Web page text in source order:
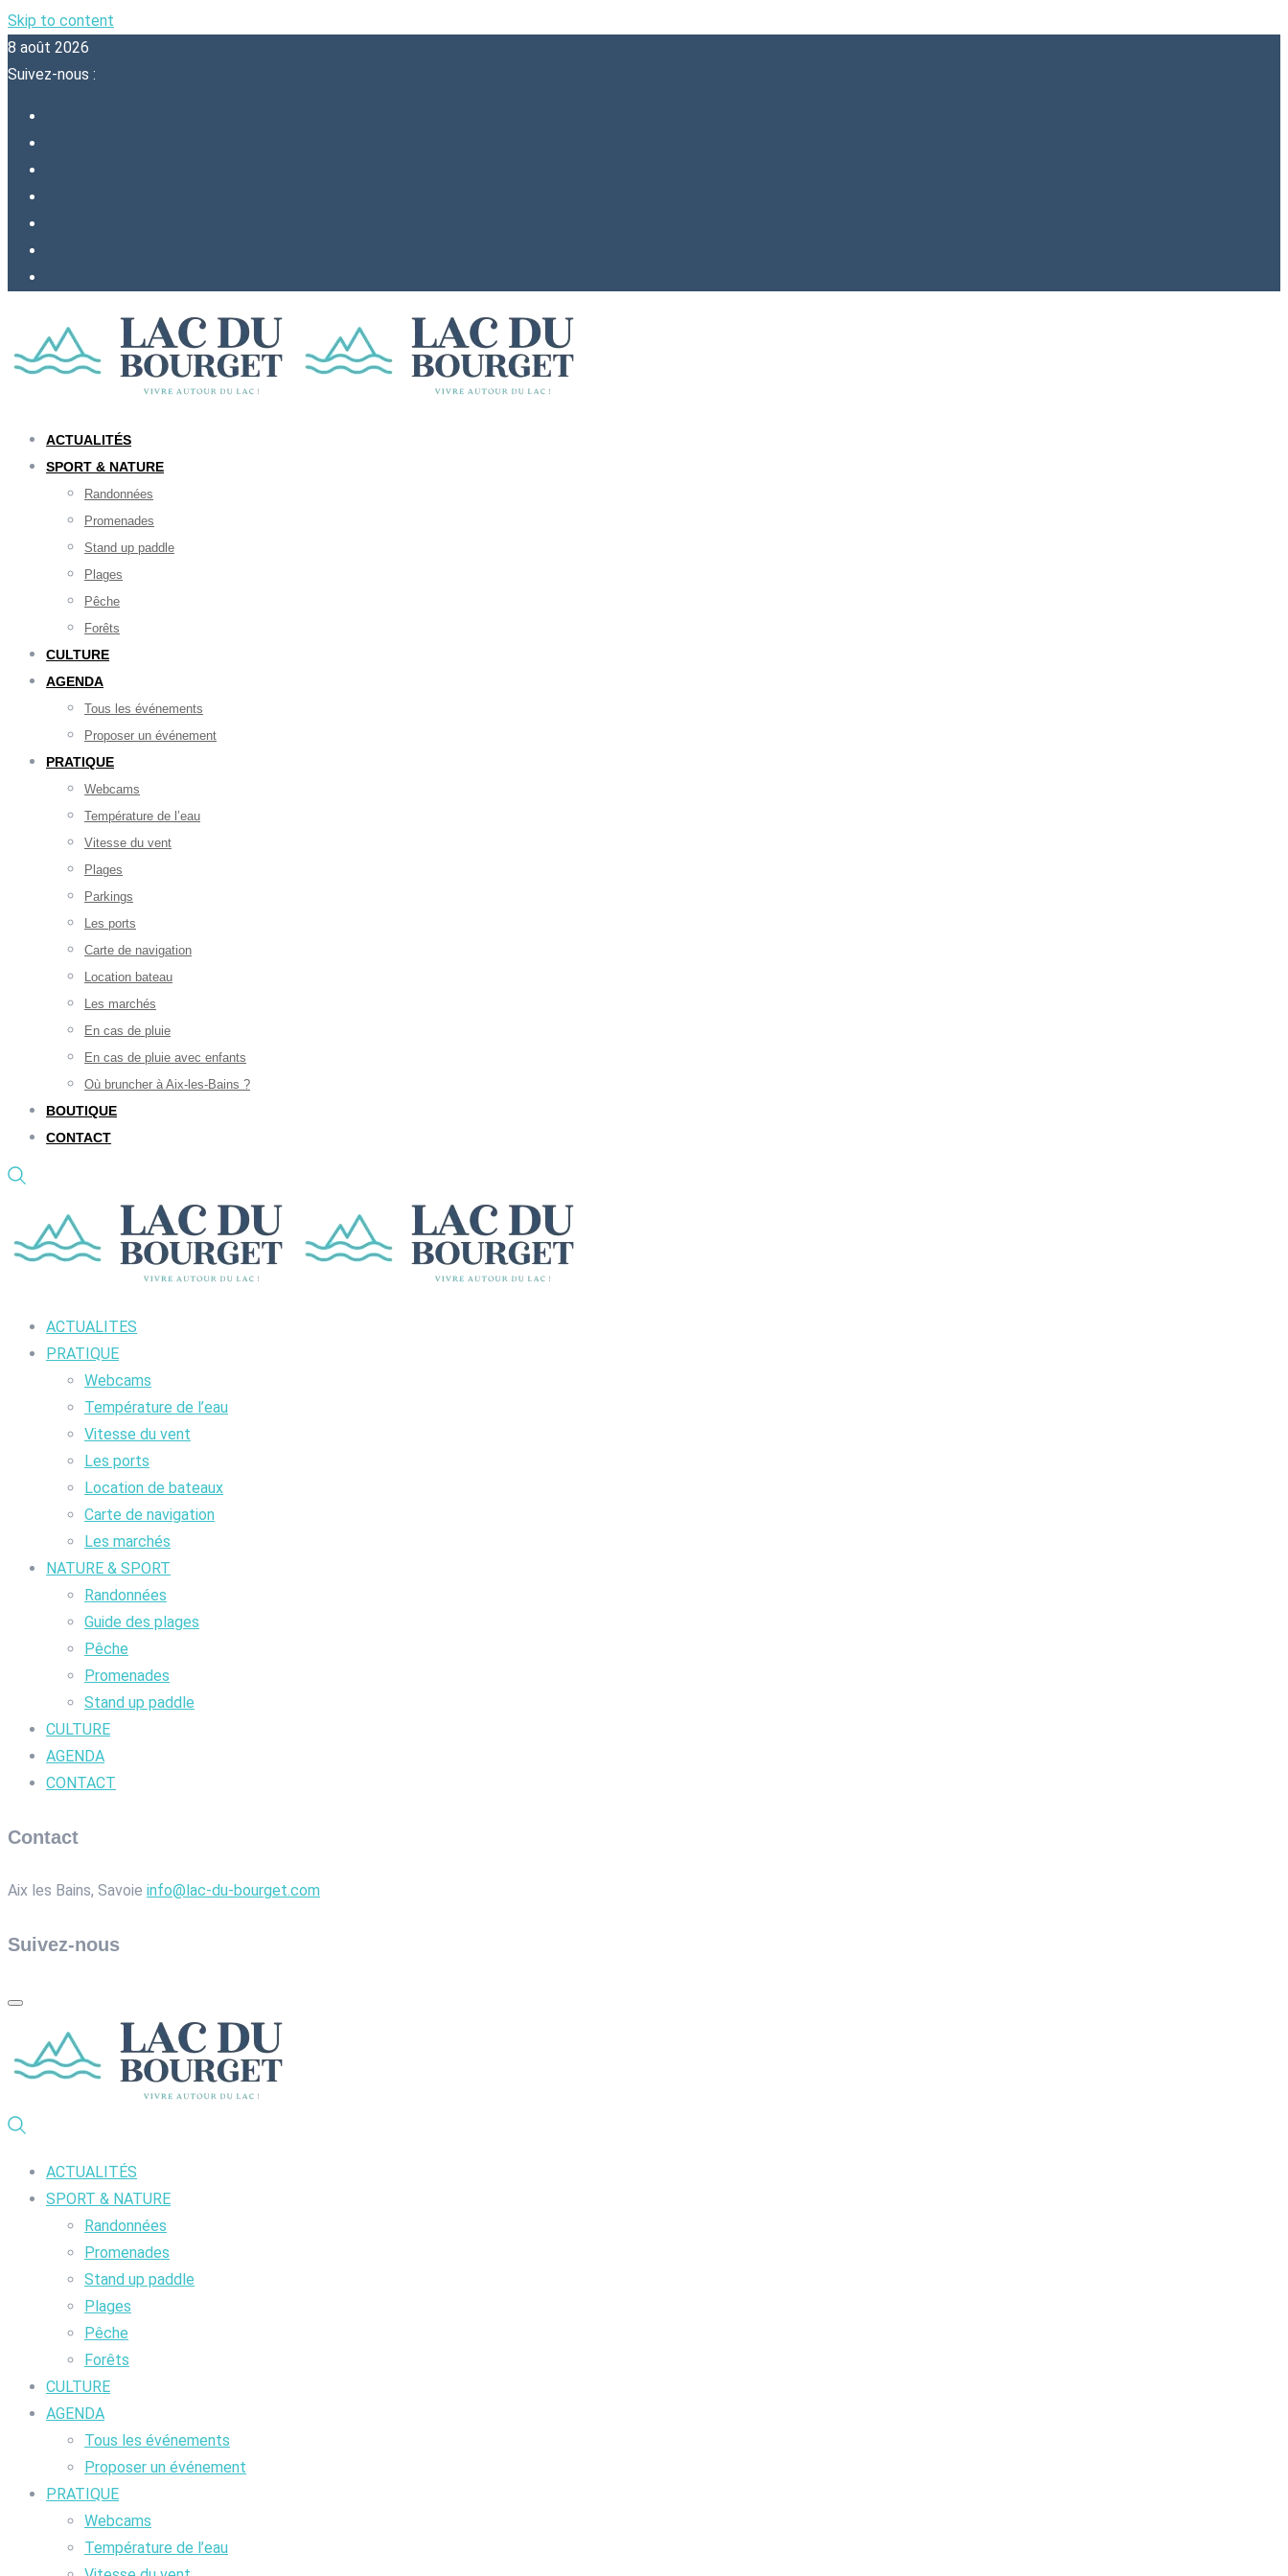
Skip to content
8 août 2026
Suivez-nous :
ACTUALITÉS
SPORT & NATURE
Randonnées
Promenades
Stand up paddle
Plages
Pêche
Forêts
CULTURE
AGENDA
Tous les événements
Proposer un événement
PRATIQUE
Webcams
Température de l’eau
Vitesse du vent
Plages
Parkings
Les ports
Carte de navigation
Location bateau
Les marchés
En cas de pluie
En cas de pluie avec enfants
Où bruncher à Aix-les-Bains ?
BOUTIQUE
CONTACT
ACTUALITES
PRATIQUE
Webcams
Température de l’eau
Vitesse du vent
Les ports
Location de bateaux
Carte de navigation
Les marchés
NATURE & SPORT
Randonnées
Guide des plages
Pêche
Promenades
Stand up paddle
CULTURE
AGENDA
CONTACT
Contact
Aix les Bains, Savoie info@lac-du-bourget.com
Suivez-nous
ACTUALITÉS
SPORT & NATURE
Randonnées
Promenades
Stand up paddle
Plages
Pêche
Forêts
CULTURE
AGENDA
Tous les événements
Proposer un événement
PRATIQUE
Webcams
Température de l’eau